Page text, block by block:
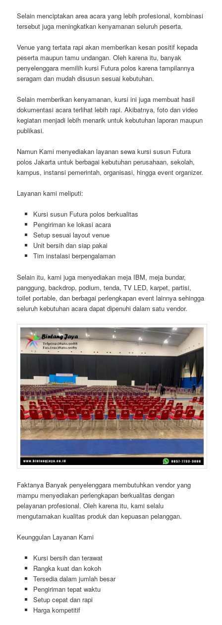
Selain menciptakan area acara yang lebih profesional, kombinasi
tersebut juga meningkatkan kenyamanan seluruh peserta.
Venue yang tertata rapi akan memberikan kesan positif kepada
peserta maupun tamu undangan. Oleh karena itu, banyak
penyelenggara memilih kursi Futura polos karena tampilannya
seragam dan mudah disusun sesuai kebutuhan.
Selain memberikan kenyamanan, kursi ini juga membuat hasil
dokumentasi acara terlihat lebih rapi. Akibatnya, foto dan video
kegiatan menjadi lebih menarik untuk kebutuhan laporan maupun
publikasi.
Namun Kami menyediakan layanan sewa kursi susun Futura
polos Jakarta untuk berbagai kebutuhan perusahaan, sekolah,
kampus, instansi pemerintah, organisasi, hingga event organizer.
Layanan kami meliputi:
Kursi susun Futura polos berkualitas
Pengiriman ke lokasi acara
Setup sesuai layout venue
Unit bersih dan siap pakai
Tim instalasi berpengalaman
Selain itu, kami juga menyediakan meja IBM, meja bundar,
panggung, backdrop, podium, tenda, TV LED, karpet, partisi,
toilet portable, dan berbagai perlengkapan event lainnya sehingga
seluruh kebutuhan acara dapat dipenuhi dalam satu vendor.
Faktanya Banyak penyelenggara membutuhkan vendor yang
mampu menyediakan perlengkapan berkualitas dengan
pelayanan profesional. Oleh karena itu, kami selalu
mengutamakan kualitas produk dan kepuasan pelanggan.
Keunggulan Layanan Kami
Kursi bersih dan terawat
Rangka kuat dan kokoh
Tersedia dalam jumlah besar
Pengiriman tepat waktu
Setup cepat dan rapi
Harga kompetitif